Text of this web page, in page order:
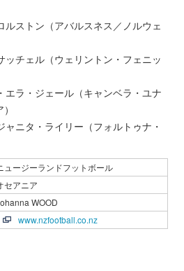
ストン（アバルスネス／ノルウェ
チェル（ウェリントン・フェニッ
ラ・ジェール（キャンベラ・ユナ
ニタ・ライリー（フォルトゥナ・
ュージーランドフットボール
セアニア
WOOD
www.nzfootball.co.nz